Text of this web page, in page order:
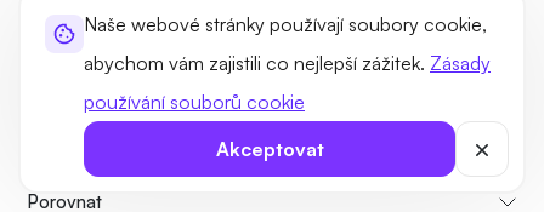
Naše webové stránky používají soubory cookie,
abychom vám zajistili co nejlepší zážitek. Zásady
používání souborů cookie
Akceptovat
Informace
Pomoc
Hostingové služby
Porovnat